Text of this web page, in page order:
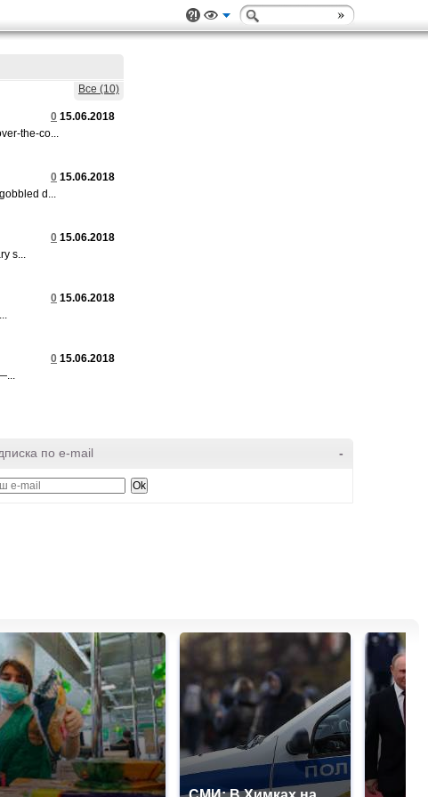
Все (10)
0 15.06.2018
the-co...
0 15.06.2018
d...
0 15.06.2018
s...
0 15.06.2018
0 15.06.2018
-
по e-mail